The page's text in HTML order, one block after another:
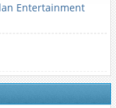
Entertainment